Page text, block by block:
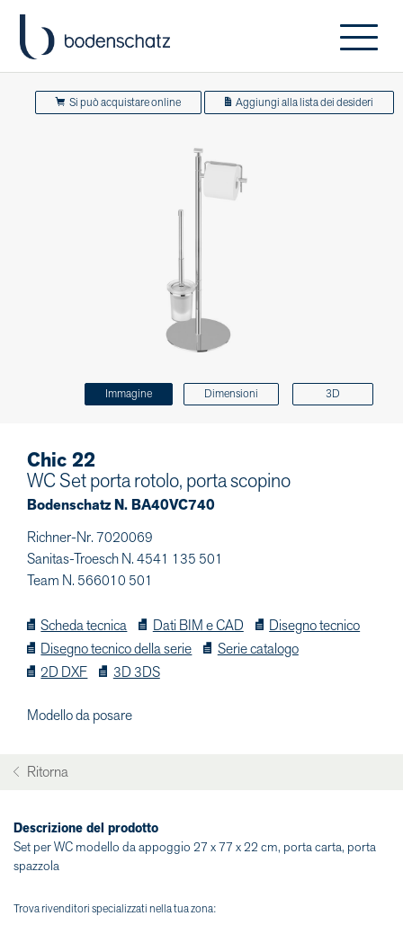
Immagine Dimensioni 3D
Si può acquistare online Aggiungi alla lista dei desideri
Chic 22
WC Set porta rotolo, porta scopino
Bodenschatz N. BA40VC740
Richner-Nr. 7020069
Sanitas-Troesch N. 4541 135 501
Team N. 566010 501
Scheda tecnica Dati BIM e CAD
Disegno tecnico
Disegno tecnico della serie
Serie catalogo
2D DXF
3D 3DS
Modello da posare
Ritorna
Descrizione del prodotto
Set per WC modello da appoggio 27 x 77 x 22 cm, porta carta, porta
spazzola
Trova rivenditori specializzati nella tua zona: